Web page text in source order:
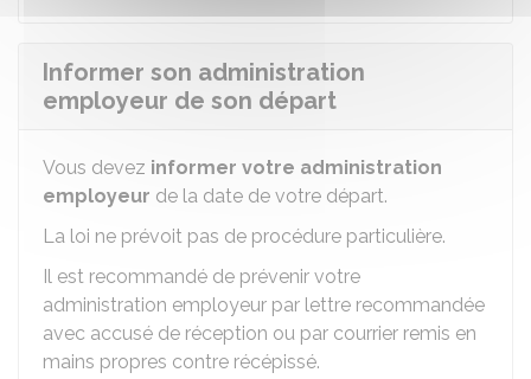
Informer son administration
employeur de son départ
Vous devez informer votre administration
employeur de la date de votre départ.
La loi ne prévoit pas de procédure particulière.
Il est recommandé de prévenir votre
administration employeur par lettre recommandée
avec accusé de réception ou par courrier remis en
mains propres contre récépissé.